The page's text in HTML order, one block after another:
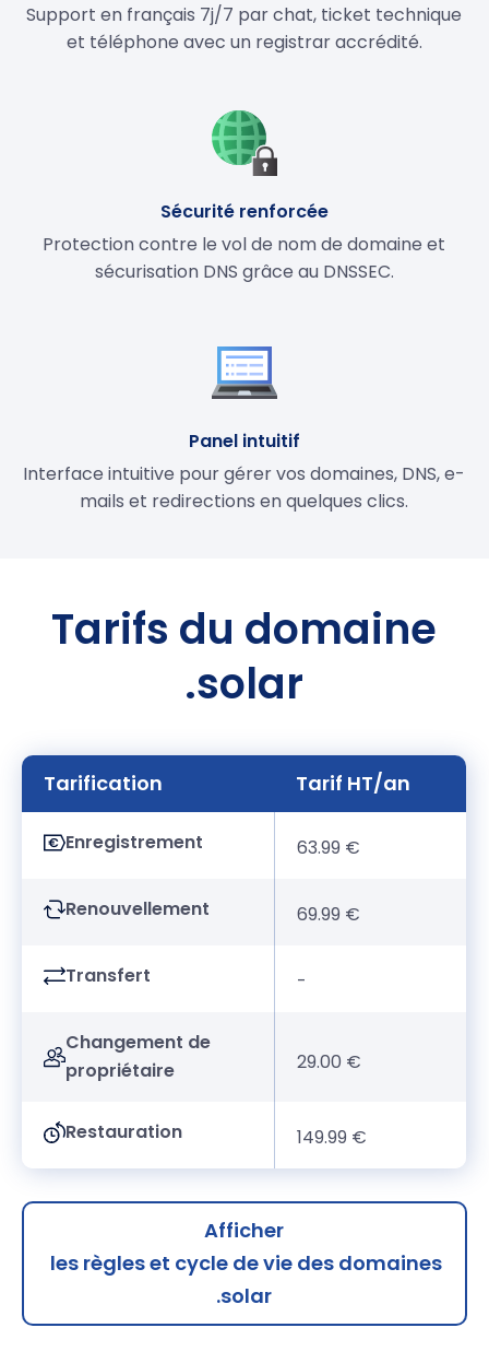
Support en français 7j/7 par chat, ticket technique
et téléphone avec un registrar accrédité.
Sécurité renforcée
Protection contre le vol de nom de domaine et
sécurisation DNS grâce au DNSSEC.
Panel intuitif
Interface intuitive pour gérer vos domaines, DNS, e-
mails et redirections en quelques clics.
Tarifs du domaine
.solar
Tarification Tarif HT/an
Enregistrement 63.99 €
Renouvellement 69.99 €
Transfert -
Changement de
propriétaire
29.00 €
Restauration 149.99 €
Afficher
les règles et cycle de vie des domaines
.solar